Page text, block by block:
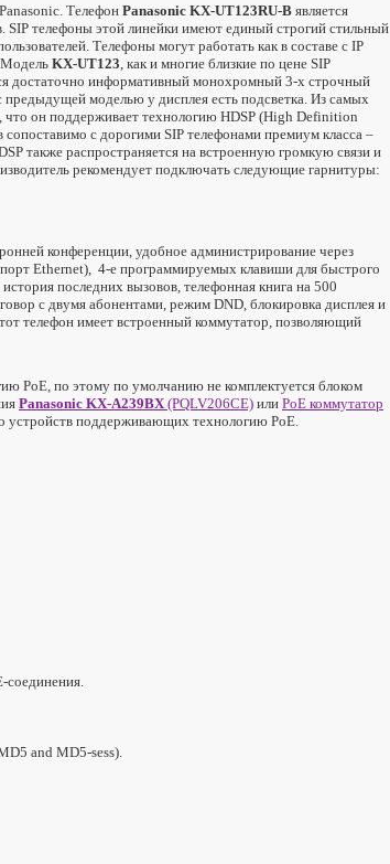
ТелефонPanasonic KX-UT123RU-B является
телефоны этой линейки имеют единый строгий стильный
Телефоны могут работать как в составе с IP
Модель KX-UT123 , как и многие близкие по цене SIP
достаточно информативный монохромный 3-х строчный
моделью у дисплея есть подсветка. Из самых
что он поддерживает технологию HDSP (High Definition
с дорогими SIP телефонами премиум класса –
также распространяется на встроенную громкую связи и
рекомендует подключать следующие гарнитуры:
конференции, удобное администрирование через
Ethernet), 4-е программируемых клавиши для быстрого
последних вызовов, телефонная книга на 500
с двумя абонентами, режим DND, блокировка дисплея и
телефон имеет встроенный коммутатор, позволяющий
PoE, по этому по умолчанию не комплектуется блоком
Panasonic KX-A239BX (PQLV206CE) или PoE коммутатор
устройств поддерживающих технологию PoE.
соединения.
and MD5-sess).